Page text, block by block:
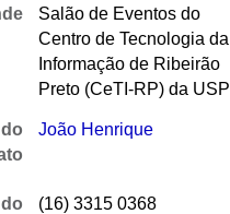
Salão de Eventos do
Centro de Tecnologia da
Informação de Ribeirão
Preto (CeTI-RP) da USP
João Henrique
(16) 3315 0368